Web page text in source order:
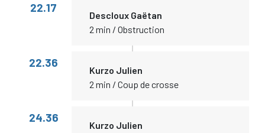
22.17
Descloux Gaëtan
2 min / Obstruction
22.36
Kurzo Julien
2 min / Coup de crosse
24.36
Kurzo Julien